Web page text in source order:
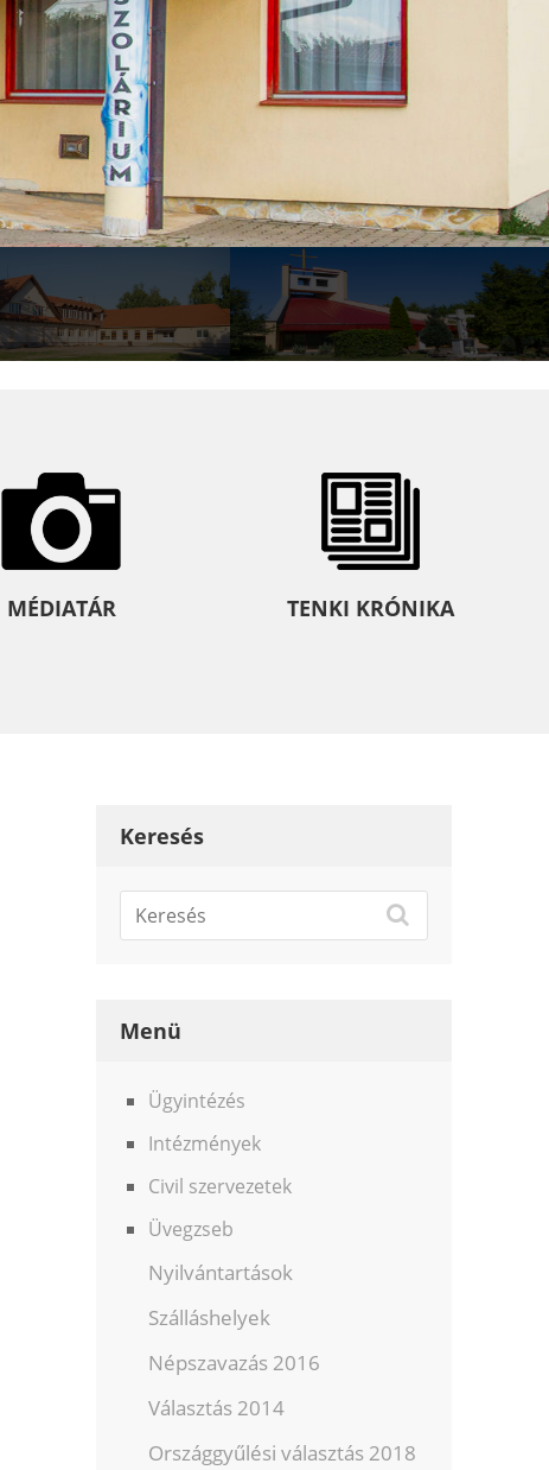
MÉDIATÁR TENKI KRÓNIKA
Keresés
Menü
Ügyintézés
Intézmények
Civil szervezetek
Üvegzseb
Nyilvántartások
Szálláshelyek
Népszavazás 2016
Választás 2014
Országgyűlési választás 2018